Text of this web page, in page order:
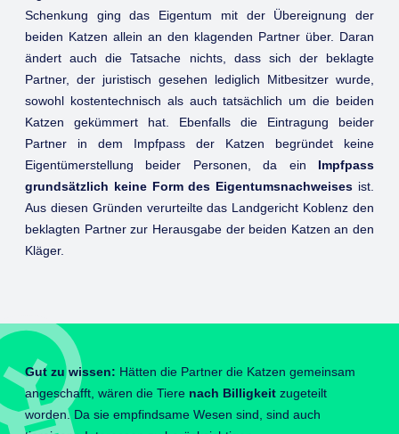
Schenkung ging das Eigentum mit der Übereignung der
beiden Katzen allein an den klagenden Partner über. Daran
ändert auch die Tatsache nichts, dass sich der beklagte
Partner, der juristisch gesehen lediglich Mitbesitzer wurde,
sowohl kostentechnisch als auch tatsächlich um die beiden
Katzen gekümmert hat. Ebenfalls die Eintragung beider
Partner in dem Impfpass der Katzen begründet keine
Eigentümerstellung beider Personen, da ein Impfpass
grundsätzlich keine Form des Eigentumsnachweises ist.
Aus diesen Gründen verurteilte das Landgericht Koblenz den
beklagten Partner zur Herausgabe der beiden Katzen an den
Kläger.
Gut zu wissen: Hätten die Partner die Katzen gemeinsam
angeschafft, wären die Tiere nach Billigkeit zugeteilt
worden. Da sie empfindsame Wesen sind, sind auch